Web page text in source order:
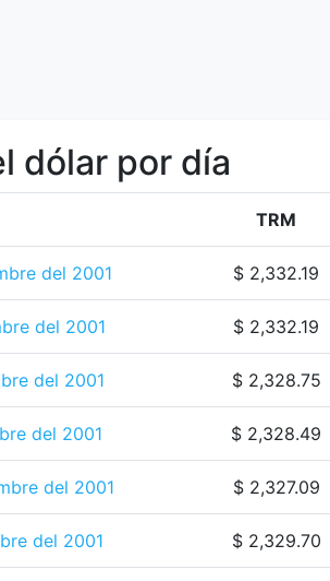
dólar por día
TRM
del 2001 $ 2,332.19
del 2001 $ 2,332.19
del 2001 $ 2,328.75
del 2001 $ 2,328.49
del 2001 $ 2,327.09
del 2001 $ 2,329.70